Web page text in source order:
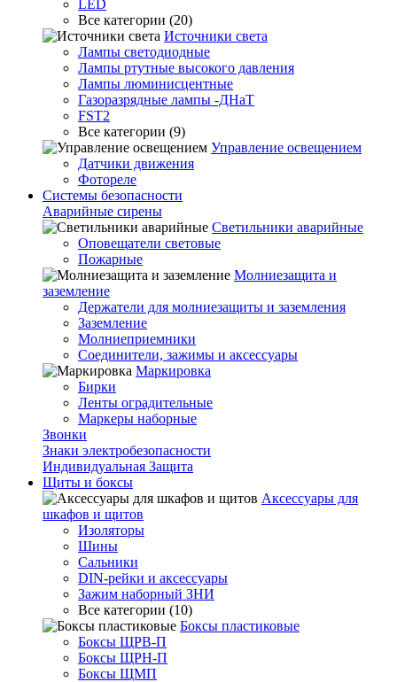
LED
Все категории (20)
Источники света
Лампы светодиодные
Лампы ртутные высокого давления
Лампы люминисцентные
Газоразрядные лампы -ДНаТ
FST2
Все категории (9)
Управление освещением
Датчики движения
Фотореле
Системы безопасности
Аварийные сирены
Светильники аварийные
Оповещатели световые
Пожарные
Молниезащита и
заземление
Держатели для молниезащиты и заземления
Заземление
Молниеприемники
Соединители, зажимы и аксессуары
Маркировка
Бирки
Ленты оградительные
Маркеры наборные
Звонки
Знаки электробезопасности
Индивидуальная Защита
Щиты и боксы
Аксессуары для
шкафов и щитов
Изоляторы
Шины
Сальники
DIN-рейки и аксессуары
Зажим наборный ЗНИ
Все категории (10)
Боксы пластиковые
Боксы ЩРВ-П
Боксы ЩРН-П
Боксы ЩМП